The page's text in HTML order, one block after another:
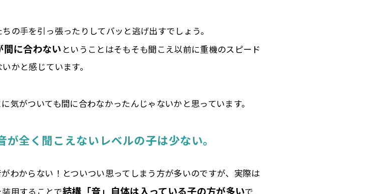
の手を引っ張ったりしてバッと逃げ出すでしょう。
間に合わない ということはそもそも聞こえ以前に重機のスピード
かと感じています。
気がついても間に合わなかったんじゃないかと思っています。
全く聞こえないレベルの子は少ない。
わからない！とついつい思ってしまう方が多いのですが、実際は
用することで結構「音」自体は入っている子の方が多いで